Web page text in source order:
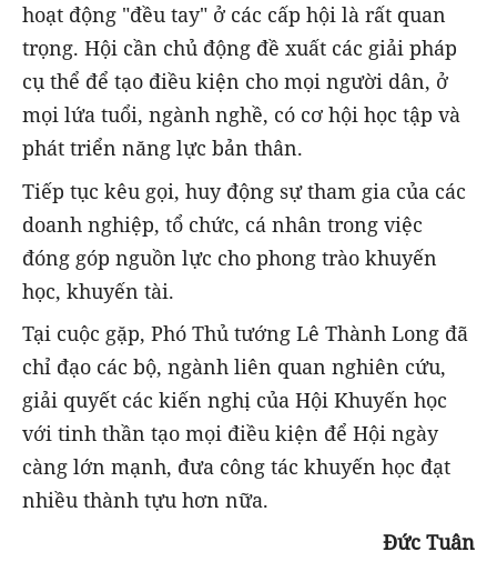
hoạt động "đều tay" ở các cấp hội là rất quan
trọng. Hội cần chủ động đề xuất các giải pháp
cụ thể để tạo điều kiện cho mọi người dân, ở
mọi lứa tuổi, ngành nghề, có cơ hội học tập và
phát triển năng lực bản thân.
Tiếp tục kêu gọi, huy động sự tham gia của các
doanh nghiệp, tổ chức, cá nhân trong việc
đóng góp nguồn lực cho phong trào khuyến
học, khuyến tài.
Tại cuộc gặp, Phó Thủ tướng Lê Thành Long đã
chỉ đạo các bộ, ngành liên quan nghiên cứu,
giải quyết các kiến nghị của Hội Khuyến học
với tinh thần tạo mọi điều kiện để Hội ngày
càng lớn mạnh, đưa công tác khuyến học đạt
nhiều thành tựu hơn nữa.
Đức Tuân